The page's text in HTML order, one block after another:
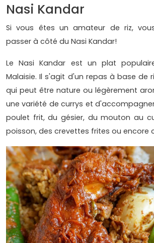
Nasi Kandar
Si vous êtes un amateur de riz,
passer à côté du Nasi Kandar!
Le Nasi Kandar est un plat
Malaisie. Il s'agit d'un repas à base de
qui peut être nature ou légèrement
une variété de currys et
poulet frit, du gésier, du mouton au
poisson, des crevettes frites ou encore